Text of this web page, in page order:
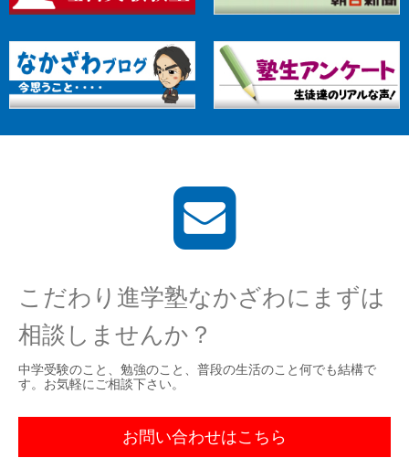
こだわり進学塾なかざわにまずは
相談しませんか？
中学受験のこと、勉強のこと、普段の生活のこと何でも結構で
す。お気軽にご相談下さい。
お問い合わせはこちら